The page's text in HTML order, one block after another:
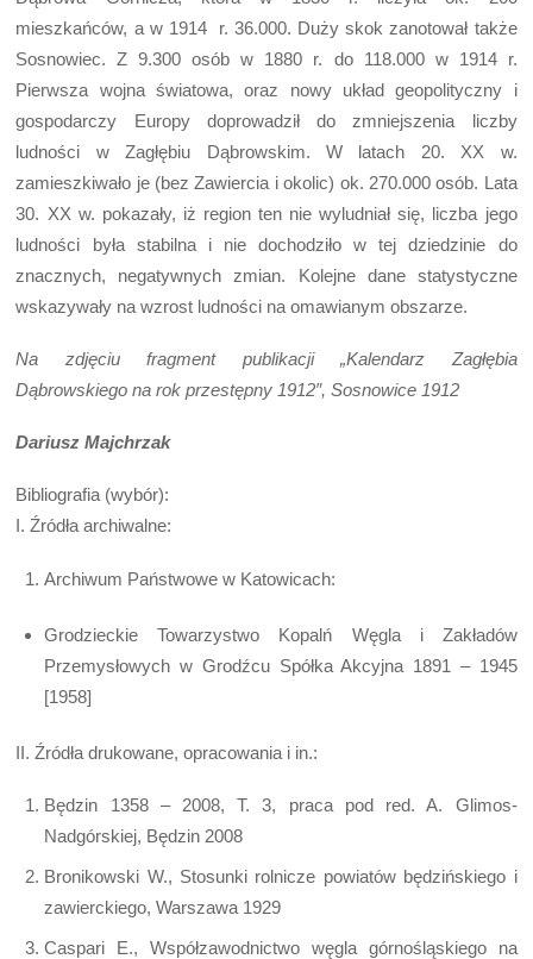
mieszkańców, a w 1914 r. 36.000. Duży skok zanotował także
Sosnowiec. Z 9.300 osób w 1880 r. do 118.000 w 1914 r.
Pierwsza wojna światowa, oraz nowy układ geopolityczny i
gospodarczy Europy doprowadził do zmniejszenia liczby
ludności w Zagłębiu Dąbrowskim. W latach 20. XX w.
zamieszkiwało je (bez Zawiercia i okolic) ok. 270.000 osób. Lata
30. XX w. pokazały, iż region ten nie wyludniał się, liczba jego
ludności była stabilna i nie dochodziło w tej dziedzinie do
znacznych, negatywnych zmian. Kolejne dane statystyczne
wskazywały na wzrost ludności na omawianym obszarze.
Na zdjęciu fragment publikacji „Kalendarz Zagłębia
Dąbrowskiego na rok przestępny 1912″, Sosnowice 1912
Dariusz Majchrzak
Bibliografia (wybór):
I. Źródła archiwalne:
Archiwum Państwowe w Katowicach:
Grodzieckie Towarzystwo Kopalń Węgla i Zakładów
Przemysłowych w Grodźcu Spółka Akcyjna 1891 – 1945
[1958]
II. Źródła drukowane, opracowania i in.:
Będzin 1358 – 2008, T. 3, praca pod red. A. Glimos-
Nadgórskiej, Będzin 2008
Bronikowski W., Stosunki rolnicze powiatów będzińskiego i
zawierckiego, Warszawa 1929
Caspari E., Współzawodnictwo węgla górnośląskiego na